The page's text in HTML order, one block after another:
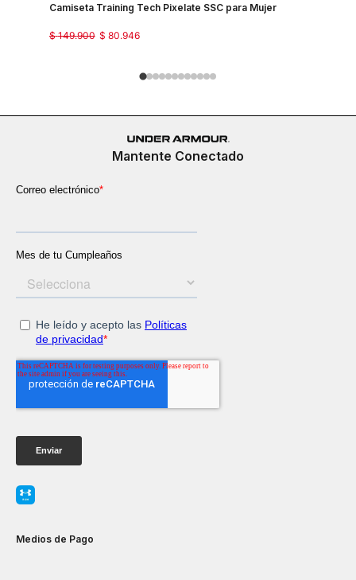
Camiseta Training Tech Pixelate SSC para Mujer
$ 80.946
$ 149.900
Mantente Conectado
Medios de Pago